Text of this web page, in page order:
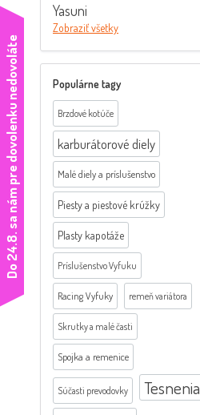
Yasuni
Zobraziť všetky
Populárne tagy
Brzdové kotúče
karburátorové diely
Malé diely a príslušenstvo
Piesty a piestové krúžky
Plasty kapotáže
Príslušenstvo Vyfuku
Racing Vyfuky remeň variátora
Skrutky a malé časti
Spojka a remenice
Súčasti prevodovky Tesnenia
D
o
2
4
.
8
.
s
a
n
á
m
p
r
e
d
o
v
o
l
e
n
k
u
n
e
d
o
v
o
l
á
t
e